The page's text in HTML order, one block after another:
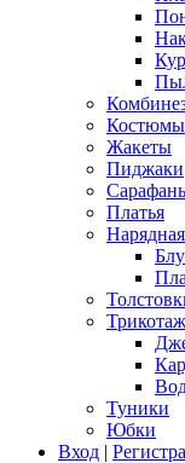
Костюмы
Жакеты
Пиджаки
Платья
Трикотаж
Туники
Юбки
Вход |